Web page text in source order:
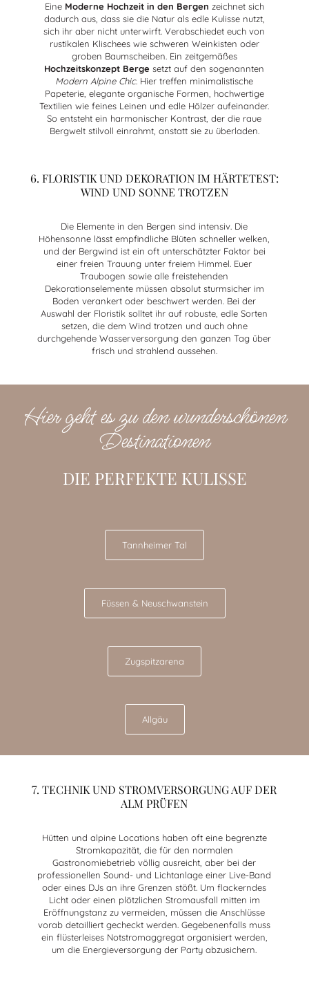
Eine Moderne Hochzeit in den Bergen zeichnet sich
dadurch aus, dass sie die Natur als edle Kulisse nutzt,
sich ihr aber nicht unterwirft. Verabschiedet euch von
rustikalen Klischees wie schweren Weinkisten oder
groben Baumscheiben. Ein zeitgemäßes
Hochzeitskonzept Berge setzt auf den sogenannten
Modern Alpine Chic. Hier treffen minimalistische
Papeterie, elegante organische Formen, hochwertige
Textilien wie feines Leinen und edle Hölzer aufeinander.
So entsteht ein harmonischer Kontrast, der die raue
Bergwelt stilvoll einrahmt, anstatt sie zu überladen.
6. FLORISTIK UND DEKORATION IM HÄRTETEST:
WIND UND SONNE TROTZEN
Die Elemente in den Bergen sind intensiv. Die
Höhensonne lässt empfindliche Blüten schneller welken,
und der Bergwind ist ein oft unterschätzter Faktor bei
einer freien Trauung unter freiem Himmel. Euer
Traubogen sowie alle freistehenden
Dekorationselemente müssen absolut sturmsicher im
Boden verankert oder beschwert werden. Bei der
Auswahl der Floristik solltet ihr auf robuste, edle Sorten
setzen, die dem Wind trotzen und auch ohne
durchgehende Wasserversorgung den ganzen Tag über
frisch und strahlend aussehen.
Hier geht es zu den wunderschönen
Destinationen
DIE PERFEKTE KULISSE
Tannheimer Tal
Füssen & Neuschwanstein
Zugspitzarena
Allgäu
7. TECHNIK UND STROMVERSORGUNG AUF DER
ALM PRÜFEN
Hütten und alpine Locations haben oft eine begrenzte
Stromkapazität, die für den normalen
Gastronomiebetrieb völlig ausreicht, aber bei der
professionellen Sound- und Lichtanlage einer Live-Band
oder eines DJs an ihre Grenzen stößt. Um flackerndes
Licht oder einen plötzlichen Stromausfall mitten im
Eröffnungstanz zu vermeiden, müssen die Anschlüsse
vorab detailliert gecheckt werden. Gegebenenfalls muss
ein flüsterleises Notstromaggregat organisiert werden,
um die Energieversorgung der Party abzusichern.